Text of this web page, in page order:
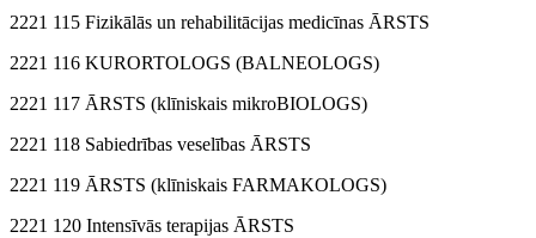
2221 115 Fizikālās un rehabilitācijas medicīnas ĀRSTS
2221 116 KURORTOLOGS (BALNEOLOGS)
2221 117 ĀRSTS (klīniskais mikroBIOLOGS)
2221 118 Sabiedrības veselības ĀRSTS
2221 119 ĀRSTS (klīniskais FARMAKOLOGS)
2221 120 Intensīvās terapijas ĀRSTS